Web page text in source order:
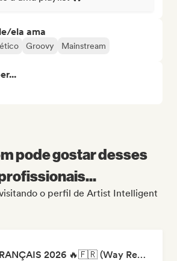
ela ama
Groovy Mainstream
pode gostar desses
o perfil de Artist Intelligent
RAP FRANÇAIS 2026 🔥🇫🇷 (Way Records)